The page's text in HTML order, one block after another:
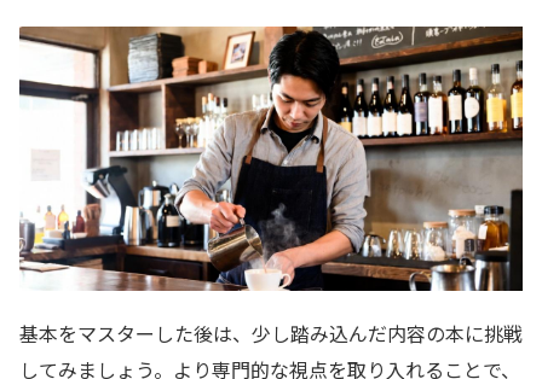
基本をマスターした後は、少し踏み込んだ内容の本に挑戦
してみましょう。より専門的な視点を取り入れることで、